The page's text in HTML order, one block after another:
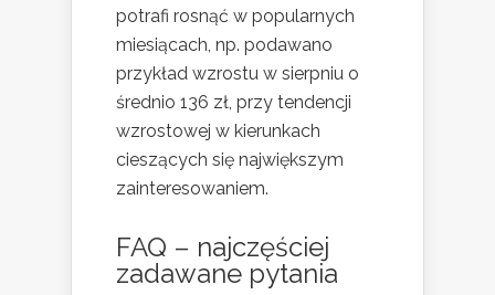
potrafi rosnąć w popularnych
miesiącach, np. podawano
przykład wzrostu w sierpniu o
średnio 136 zł, przy tendencji
wzrostowej w kierunkach
cieszących się największym
zainteresowaniem.
FAQ – najczęściej
zadawane pytania